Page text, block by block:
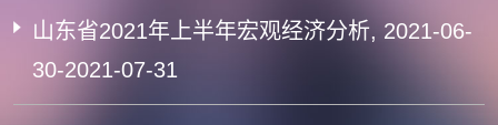
山东省2021年上半年宏观经济分析, 2021-06-
30-2021-07-31